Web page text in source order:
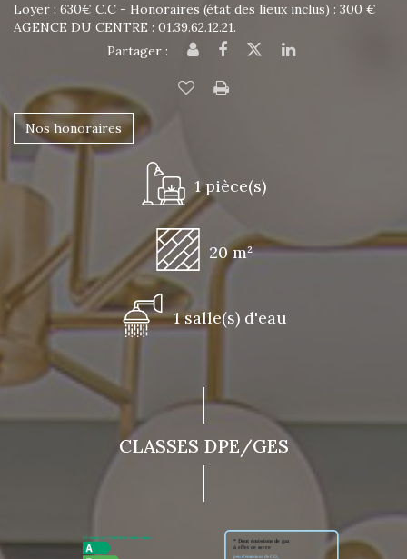
Loyer : 630€ C.C - Honoraires (état des lieux inclus) : 300 €
AGENCE DU CENTRE : 01.39.62.12.21.
Partager :
Nos honoraires
1 pièce(s)
20 m²
1 salle(s) d'eau
CLASSES DPE/GES